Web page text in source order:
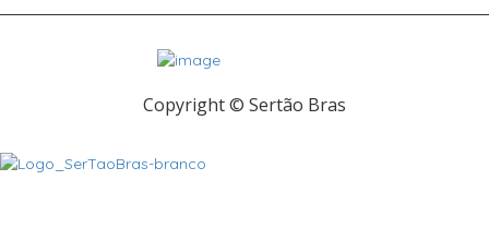
Copyright © Sertão Bras